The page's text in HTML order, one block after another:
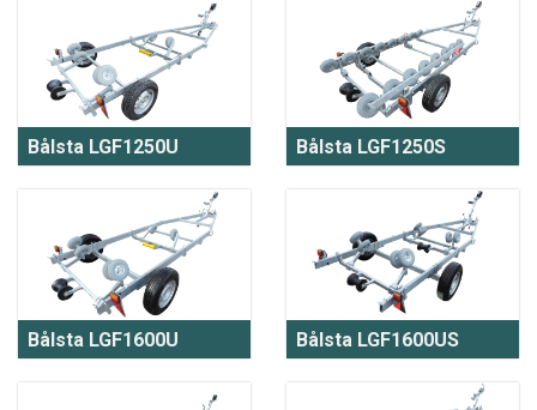
Bålsta LGF1250U Bålsta LGF1250S
Bålsta LGF1600U Bålsta LGF1600US